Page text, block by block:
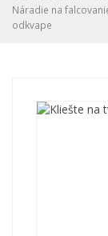
Náradie na
odkvape